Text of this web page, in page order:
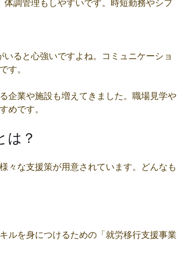
す。
企業や施設も増えてきました。職場見学や
めです。
は？
々な支援策が用意されています。どんなも
ルを身につけるための「就労移行支援事業